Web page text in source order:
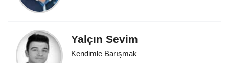
Yalçın Sevim
Kendimle Barışmak